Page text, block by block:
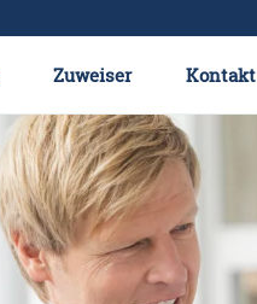
Zuweiser Kontakt